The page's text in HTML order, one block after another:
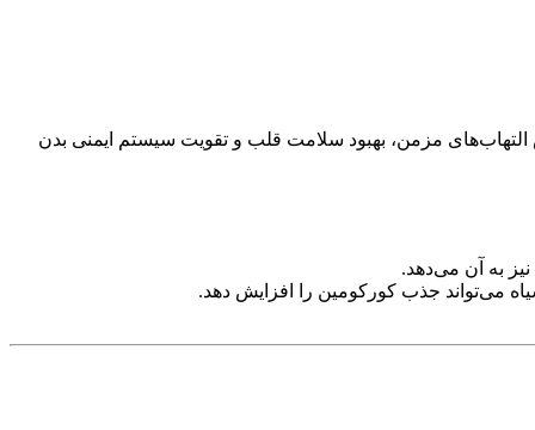
مزمن، بهبود سلامت قلب و تقویت سیستم ایمنی بدن
نیز به آن می‌دهد.
می‌تواند جذب کورکومین را افزایش دهد.